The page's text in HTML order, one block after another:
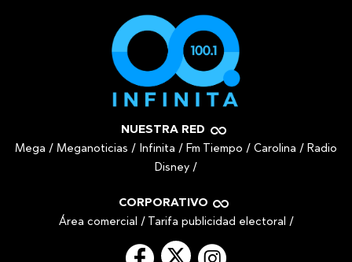
NUESTRA RED
Mega / Meganoticias / Infinita / Fm Tiempo / Carolina / Radio
Disney /
CORPORATIVO
Área comercial / Tarifa publicidad electoral /